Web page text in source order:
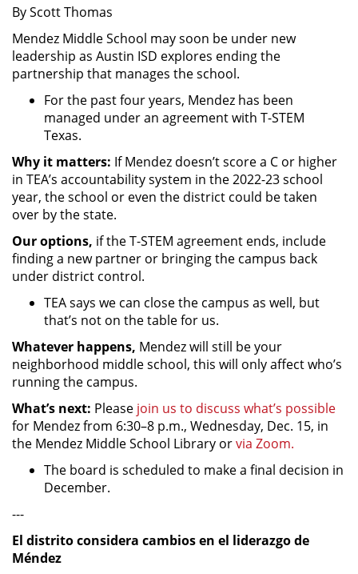
By Scott Thomas
Mendez Middle School may soon be under new
leadership as Austin ISD explores ending the
partnership that manages the school.
For the past four years, Mendez has been
managed under an agreement with T-STEM
Texas.
Why it matters: If Mendez doesn’t score a C or higher
in TEA’s accountability system in the 2022-23 school
year, the school or even the district could be taken
over by the state.
Our options, if the T-STEM agreement ends, include
finding a new partner or bringing the campus back
under district control.
TEA says we can close the campus as well, but
that’s not on the table for us.
Whatever happens, Mendez will still be your
neighborhood middle school, this will only affect who’s
running the campus.
What’s next: Please join us to discuss what’s possible
for Mendez from 6:30–8 p.m., Wednesday, Dec. 15, in
the Mendez Middle School Library orvia Zoom.
The board is scheduled to make a final decision in
December.
---
El distrito considera cambios en el liderazgo de
Méndez